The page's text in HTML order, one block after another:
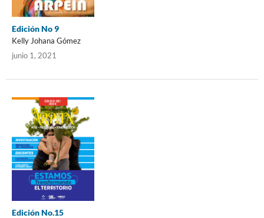
Edición No 9
Kelly Johana Gómez
junio 1, 2021
Edición No.15